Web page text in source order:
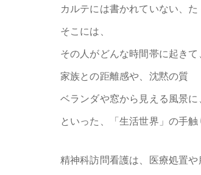
カルテには書かれていない、た
そこには、
その人がどんな時間帯に起き
家族との距離感や、沈黙の質
ベランダや窓から見える風景
といった、「生活世界」の手触
精神科訪問看護は、医療処置や